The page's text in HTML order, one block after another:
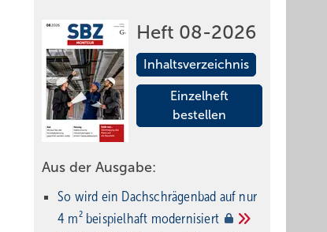
Heft 08-2026
Inhaltsverzeichnis
Einzelheft
bestellen
Aus der Ausgabe:
So wird ein Dach­schrägenbad auf nur
4 m² beispielhaft modernisiert